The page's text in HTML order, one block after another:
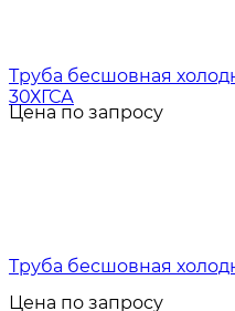
Труба бесшовная
30ХГСА
Цена по запросу
Труба бесшовная
Цена по запросу